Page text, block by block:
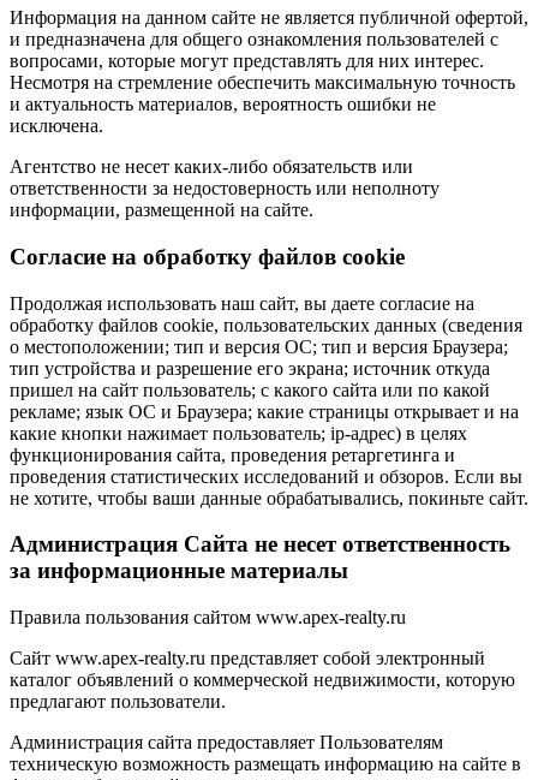
Информация на данном сайте не является публичной офертой,
и предназначена для общего ознакомления пользователей с
вопросами, которые могут представлять для них интерес.
Несмотря на стремление обеспечить максимальную точность
и актуальность материалов, вероятность ошибки не
исключена.
Агентство не несет каких-либо обязательств или
ответственности за недостоверность или неполноту
информации, размещенной на сайте.
Cогласие на обработку файлов cookie
Продолжая использовать наш сайт, вы даете согласие на
обработку файлов cookie, пользовательских данных (сведения
о местоположении; тип и версия ОС; тип и версия Браузера;
тип устройства и разрешение его экрана; источник откуда
пришел на сайт пользователь; с какого сайта или по какой
рекламе; язык ОС и Браузера; какие страницы открывает и на
какие кнопки нажимает пользователь; ip-адрес) в целях
функционирования сайта, проведения ретаргетинга и
проведения статистических исследований и обзоров. Если вы
не хотите, чтобы ваши данные обрабатывались, покиньте сайт.
Администрация Сайта не несет ответственность
за информационные материалы
Правила пользования сайтом www.apex-realty.ru
Сайт www.apex-realty.ru представляет собой электронный
каталог объявлений о коммерческой недвижимости, которую
предлагают пользователи.
Администрация сайта предоставляет Пользователям
техническую возможность размещать информацию на сайте в